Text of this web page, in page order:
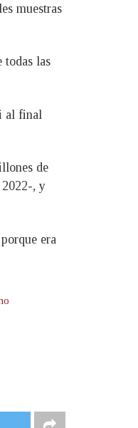
muestras
todas las
al final
de
2022-, y
era